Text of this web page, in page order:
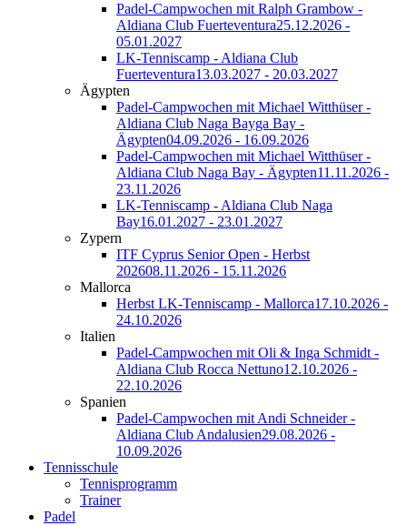
Padel-Campwochen mit Ralph Grambow -
Aldiana Club Fuerteventura25.12.2026 -
05.01.2027
LK-Tenniscamp - Aldiana Club
Fuerteventura13.03.2027 - 20.03.2027
Ägypten
Padel-Campwochen mit Michael Witthüser -
Aldiana Club Naga Bayga Bay -
Ägypten04.09.2026 - 16.09.2026
Padel-Campwochen mit Michael Witthüser -
Aldiana Club Naga Bay - Ägypten11.11.2026 -
23.11.2026
LK-Tenniscamp - Aldiana Club Naga
Bay16.01.2027 - 23.01.2027
Zypern
ITF Cyprus Senior Open - Herbst
202608.11.2026 - 15.11.2026
Mallorca
Herbst LK-Tenniscamp - Mallorca17.10.2026 -
24.10.2026
Italien
Padel-Campwochen mit Oli & Inga Schmidt -
Aldiana Club Rocca Nettuno12.10.2026 -
22.10.2026
Spanien
Padel-Campwochen mit Andi Schneider -
Aldiana Club Andalusien29.08.2026 -
10.09.2026
Tennisschule
Tennisprogramm
Trainer
Padel